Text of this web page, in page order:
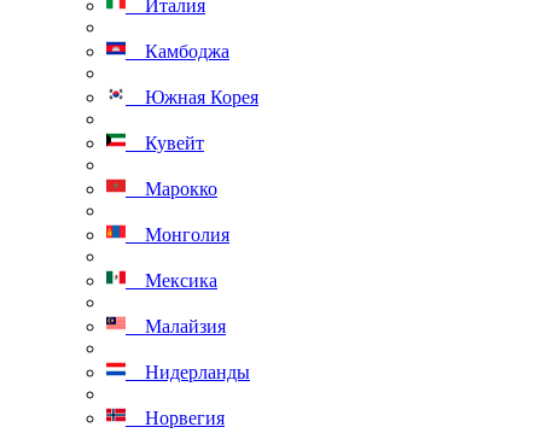
Италия
Камбоджа
Южная Корея
Кувейт
Марокко
Монголия
Мексика
Малайзия
Нидерланды
Норвегия